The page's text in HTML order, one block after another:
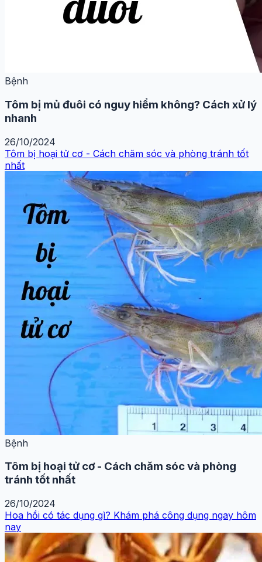
Bệnh
Tôm bị mủ đuôi có nguy hiểm không? Cách xử lý
nhanh
26/10/2024
Tôm bị hoại tử cơ - Cách chăm sóc và phòng tránh tốt
nhất
Bệnh
Tôm bị hoại tử cơ - Cách chăm sóc và phòng
tránh tốt nhất
26/10/2024
Hoa hồi có tác dụng gì? Khám phá công dụng ngay hôm
nay